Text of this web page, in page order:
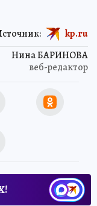
Нина БАРИНОВА
веб-редактор
kp.ru